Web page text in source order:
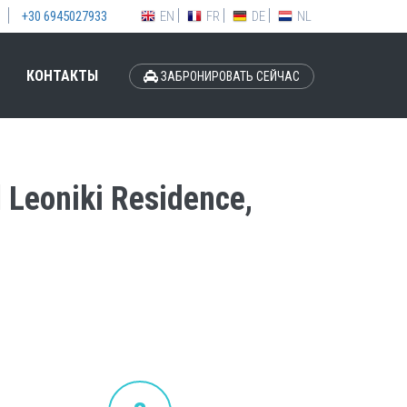
+30 6945027933 EN FR DE NL
КОНТАКТЫ ЗАБРОНИРОВАТЬ СЕЙЧАС
Residence,